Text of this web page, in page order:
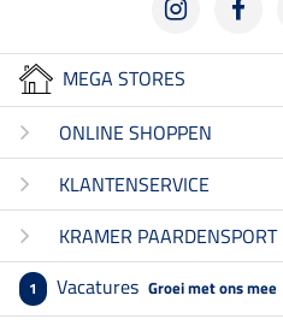
MEGA STORES
ONLINE SHOPPEN
KLANTENSERVICE
KRAMER PAARDENSPORT
1 Vacatures Groei met ons mee